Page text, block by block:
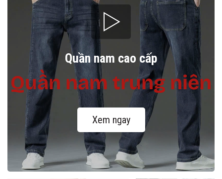
Quần nam cao cấp
Quần nam trung niên
Xem ngay